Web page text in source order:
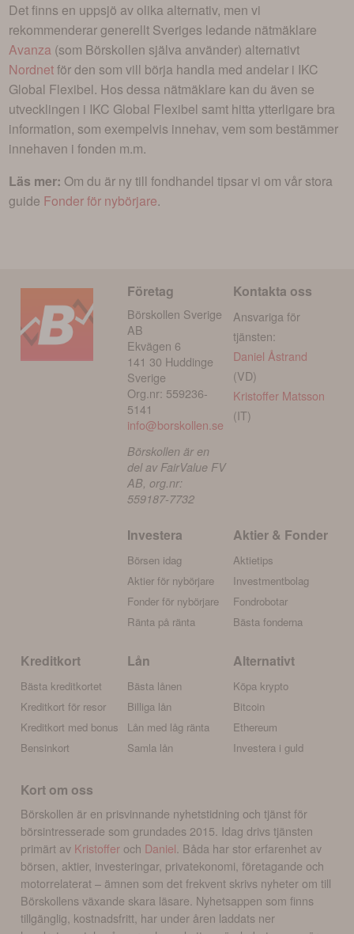
Det finns en uppsjö av olika alternativ, men vi
rekommenderar generellt Sveriges ledande nätmäklare
Avanza (som Börskollen själva använder) alternativt
Nordnetför den som vill börja handla med andelar i IKC
Global Flexibel. Hos dessa nätmäklare kan du även se
utvecklingen i IKC Global Flexibel samt hitta ytterligare bra
information, som exempelvis innehav, vem som bestämmer
innehaven i fonden m.m.
Läs mer: Om du är ny till fondhandel tipsar vi om vår stora
guide Fonder för nybörjare.
Företag
Börskollen Sverige
AB
Ekvägen 6
141 30 Huddinge
Sverige
Org.nr: 559236-
5141
info@borskollen.se
Börskollen är en
del av FairValue FV
AB, org.nr:
559187-7732
Kontakta oss
Ansvariga för
tjänsten:
Daniel Åstrand
(VD)
Kristoffer Matsson
(IT)
Investera
Börsen idag
Aktier för nybörjare
Fonder för nybörjare
Ränta på ränta
Aktier & Fonder
Aktietips
Investmentbolag
Fondrobotar
Bästa fonderna
Kreditkort
Bästa kreditkortet
Kreditkort för resor
Kreditkort med bonus
Bensinkort
Lån
Bästa lånen
Billiga lån
Lån med låg ränta
Samla lån
Alternativt
Köpa krypto
Bitcoin
Ethereum
Investera i guld
Kort om oss
Börskollen är en prisvinnande nyhetstidning och tjänst för
börsintresserade som grundades 2015. Idag drivs tjänsten
primärt av Kristoffer och Daniel. Båda har stor erfarenhet av
börsen, aktier, investeringar, privatekonomi, företagande och
motorrelaterat – ämnen som det frekvent skrivs nyheter om till
Börskollens växande skara läsare. Nyhetsappen som finns
tillgänglig, kostnadsfritt, har under åren laddats ner